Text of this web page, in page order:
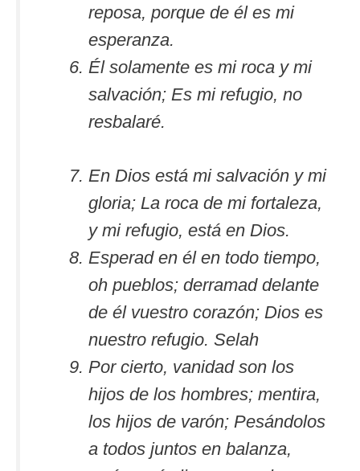
reposa, porque de él es mi
esperanza.
Él solamente es mi roca y mi
salvación; Es mi refugio, no
resbalaré.
En Dios está mi salvación y mi
gloria; La roca de mi fortaleza,
y mi refugio, está en Dios.
Esperad en él en todo tiempo,
oh pueblos; derramad delante
de él vuestro corazón; Dios es
nuestro refugio. Selah
Por cierto, vanidad son los
hijos de los hombres; mentira,
los hijos de varón; Pesándolos
a todos juntos en balanza,